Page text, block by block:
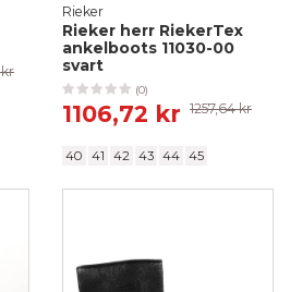
Rieker
Rieker herr RiekerTex
ankelboots 11030-00
svart
(0)
1106,72 kr 1257,64 kr
40 41 42 43 44 45